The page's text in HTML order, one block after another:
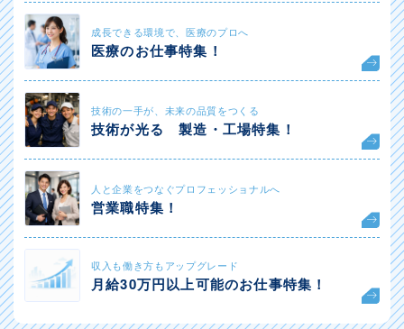
成長できる環境で、医療のプロへ
医療のお仕事特集！
技術の一手が、未来の品質をつくる
技術が光る 製造・工場特集！
人と企業をつなぐプロフェッショナルへ
営業職特集！
収入も働き方もアップグレード
月給30万円以上可能のお仕事特集！